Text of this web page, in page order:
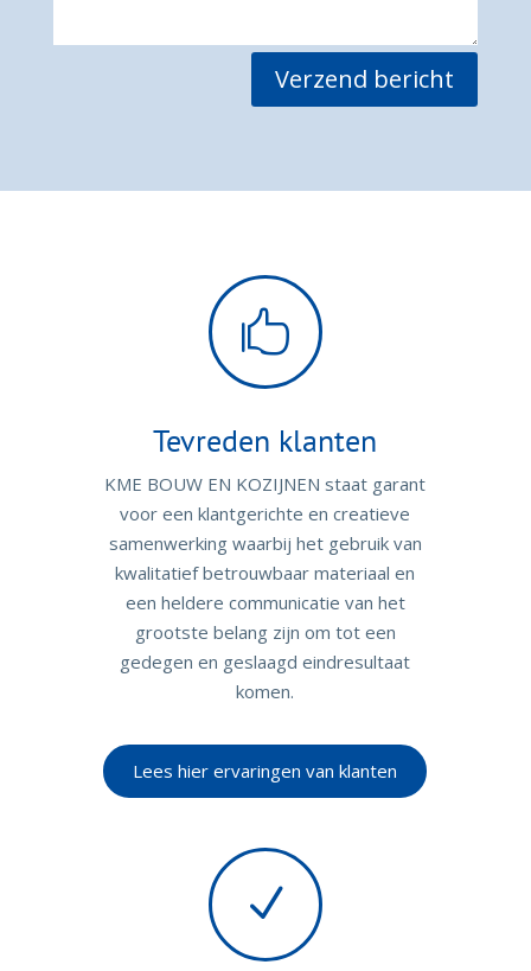
Verzend bericht

Tevreden klanten
KME BOUW EN KOZIJNEN staat garant
voor een klantgerichte en creatieve
samenwerking waarbij het gebruik van
kwalitatief betrouwbaar materiaal en
een heldere communicatie van het
grootste belang zijn om tot een
gedegen en geslaagd eindresultaat
komen.
Lees hier ervaringen van klanten
N